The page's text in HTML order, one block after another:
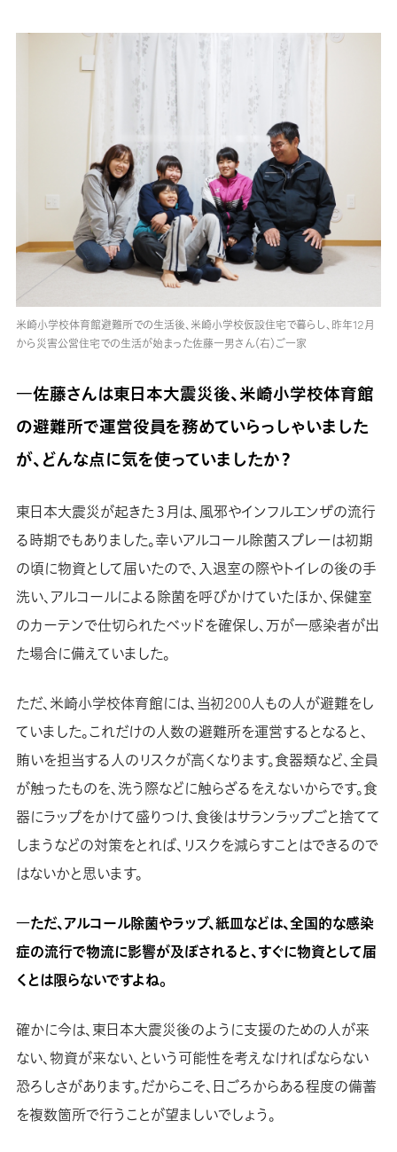
米崎小学校体育館避難所での生活後、米崎小学校仮設住宅で暮らし、昨年12月
から災害公営住宅での生活が始まった佐藤一男さん（右）ご一家
―佐藤さんは東日本大震災後、米崎小学校体育館
の避難所で運営役員を務めていらっしゃいました
が、どんな点に気を使っていましたか？
東日本大震災が起きた３月は、風邪やインフルエンザの流行
る時期でもありました。幸いアルコール除菌スプレーは初期
の頃に物資として届いたので、入退室の際やトイレの後の手
洗い、アルコールによる除菌を呼びかけていたほか、保健室
のカーテンで仕切られたベッドを確保し、万が一感染者が出
た場合に備えていました。
ただ、米崎小学校体育館には、当初200人もの人が避難をし
ていました。これだけの人数の避難所を運営するとなると、
賄いを担当する人のリスクが高くなります。食器類など、全員
が触ったものを、洗う際などに触らざるをえないからです。食
器にラップをかけて盛りつけ、食後はサランラップごと捨てて
しまうなどの対策をとれば、リスクを減らすことはできるので
はないかと思います。
―ただ、アルコール除菌やラップ、紙皿などは、全国的な感染
症の流行で物流に影響が及ぼされると、すぐに物資として届
くとは限らないですよね。
確かに今は、東日本大震災後のように支援のための人が来
ない、物資が来ない、という可能性を考えなければならない
恐ろしさがあります。だからこそ、日ごろからある程度の備蓄
を複数箇所で行うことが望ましいでしょう。